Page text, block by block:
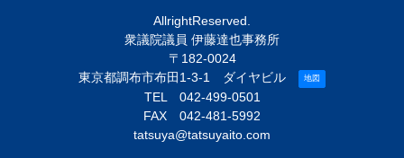
AllrightReserved.
衆議院議員 伊藤達也事務所
〒182-0024
東京都調布市布田1-3-1 ダイヤビル
地図
TEL 042-499-0501
FAX 042-481-5992
tatsuya@tatsuyaito.com